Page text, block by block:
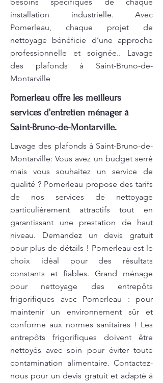
installation industrielle. Avec
Pomerleau, chaque projet de
nettoyage bénéficie d’une approche
professionnelle et soignée.. Lavage
des plafonds à Saint-Bruno-de-
Montarville
Pomerleau offre les meilleurs
services d'entretien ménager à
Saint-Bruno-de-Montarville.
Lavage des plafonds à Saint-Bruno-de-
Montarville: Vous avez un budget serré
mais vous souhaitez un service de
qualité ? Pomerleau propose des tarifs
de nos services de nettoyage
particulièrement attractifs tout en
garantissant une prestation de haut
niveau. Demandez un devis gratuit
pour plus de détails ! Pomerleau est le
choix idéal pour des résultats
constants et fiables. Grand ménage
pour nettoyage des entrepôts
frigorifiques avec Pomerleau : pour
maintenir un environnement sûr et
conforme aux normes sanitaires ! Les
entrepôts frigorifiques doivent être
nettoyés avec soin pour éviter toute
contamination alimentaire. Contactez-
nous pour un devis gratuit et adapté à